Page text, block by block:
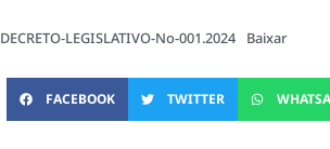
DECRETO-LEGISLATIVO-No-001.2024 Baixar
FACEBOOK TWITTER